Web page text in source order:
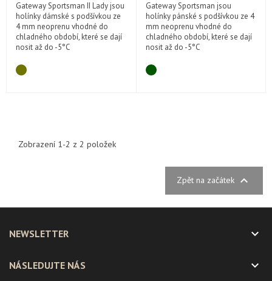
Gateway Sportsman II Lady jsou
holínky dámské s podšívkou ze
4 mm neoprenu vhodné do
chladného období, které se dají
nosit až do -5°C
Gateway Sportsman jsou
holínky pánské s podšívkou ze 4
mm neoprenu vhodné do
chladného období, které se dají
nosit až do -5°C
Zobrazení 1-2 z 2 položek
Zpět na začátek 
NEWSLETTER 
NÁSLEDUJTE NÁS 